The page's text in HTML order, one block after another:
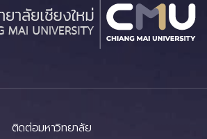
ติดต่อมหาวิทยาลัย